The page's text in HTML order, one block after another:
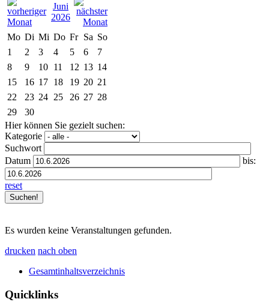
Juni
2026
Mo Di Mi Do Fr Sa So
1
2 3 4 5 6
7
8
9 10 11 12 13 14
15
16 17 18 19 20 21
22
23 24 25 26 27 28
29
30
Hier können Sie gezielt suchen:
Kategorie
Suchwort
Datum
bis:
reset
Es wurden keine Veranstaltungen gefunden.
drucken nach oben
Gesamtinhaltsverzeichnis
Quicklinks